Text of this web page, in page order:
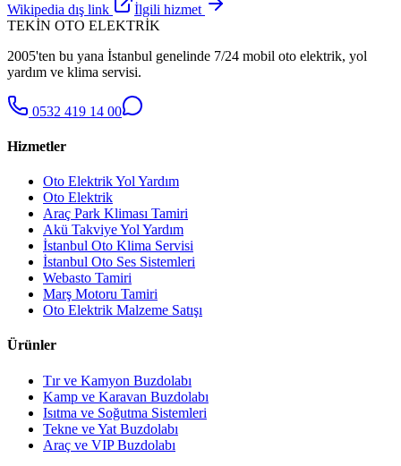
Wikipedia dış link
İlgili hizmet
TEKİN OTO ELEKTRİK
2005'ten bu yana İstanbul genelinde 7/24 mobil oto elektrik, yol
yardım ve klima servisi.
0532 419 14 00
Hizmetler
Oto Elektrik Yol Yardım
Oto Elektrik
Araç Park Kliması Tamiri
Akü Takviye Yol Yardım
İstanbul Oto Klima Servisi
İstanbul Oto Ses Sistemleri
Webasto Tamiri
Marş Motoru Tamiri
Oto Elektrik Malzeme Satışı
Ürünler
Tır ve Kamyon Buzdolabı
Kamp ve Karavan Buzdolabı
Isıtma ve Soğutma Sistemleri
Tekne ve Yat Buzdolabı
Araç ve VIP Buzdolabı